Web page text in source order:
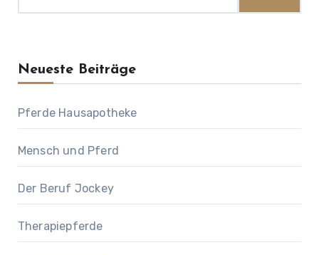
Neueste Beiträge
Pferde Hausapotheke
Mensch und Pferd
Der Beruf Jockey
Therapiepferde